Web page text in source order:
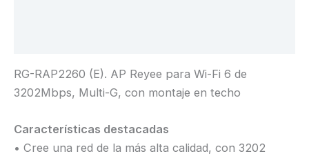
RG-RAP2260 (E). AP Reyee para Wi-Fi 6 de
3202Mbps, Multi-G, con montaje en techo
Características destacadas
• Cree una red de la más alta calidad, con 3202